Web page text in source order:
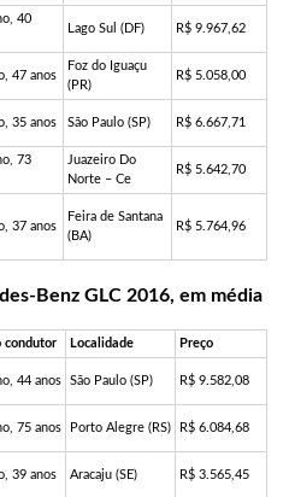
40
Lago Sul (DF) R$ 9.967,62
47 anos
Foz do Iguaçu
(PR)
R$ 5.058,00
35 anos São Paulo (SP) R$ 6.667,71
73
Juazeiro Do
Norte – Ce
R$ 5.642,70
37 anos
Feira de Santana
(BA)
R$ 5.764,96
Benz GLC 2016, em média
condutor Localidade Preço
44 anos São Paulo (SP) R$ 9.582,08
75 anos Porto Alegre (RS) R$ 6.084,68
39 anos Aracaju (SE) R$ 3.565,45